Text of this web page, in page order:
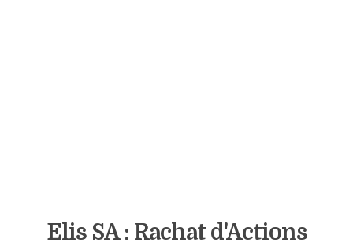
Elis SA : Rachat d'Actions